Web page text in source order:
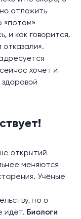
отложить
«потом»
и как говорится,
отказали».
хочет и
открытий
меняются
Учёные
но о
идёт. Биологи